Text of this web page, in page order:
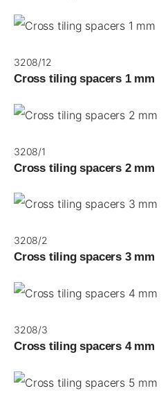
3208/12
Cross tiling spacers 1 mm
3208/1
Cross tiling spacers 2 mm
3208/2
Cross tiling spacers 3 mm
3208/3
Cross tiling spacers 4 mm